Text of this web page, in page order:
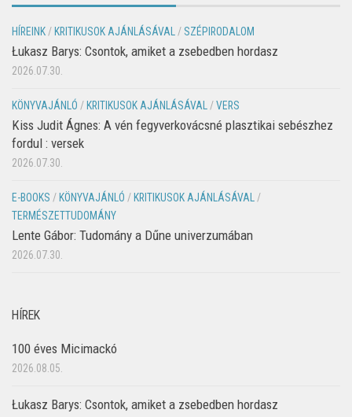
HÍREINK/ KRITIKUSOK AJÁNLÁSÁVAL/ SZÉPIRODALOM
Łukasz Barys: Csontok, amiket a zsebedben hordasz
2026.07.30.
KÖNYVAJÁNLÓ / KRITIKUSOK AJÁNLÁSÁVAL/VERS
Kiss Judit Ágnes: A vén fegyverkovácsné plasztikai sebészhez
fordul : versek
2026.07.30.
E-BOOKS / KÖNYVAJÁNLÓ / KRITIKUSOK AJÁNLÁSÁVAL/
TERMÉSZETTUDOMÁNY
Lente Gábor: Tudomány a Dűne univerzumában
2026.07.30.
HÍREK
100 éves Micimackó
2026.08.05.
Łukasz Barys: Csontok, amiket a zsebedben hordasz